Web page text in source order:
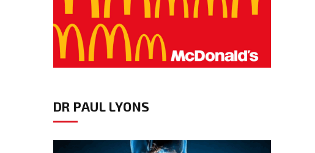
DR PAUL LYONS